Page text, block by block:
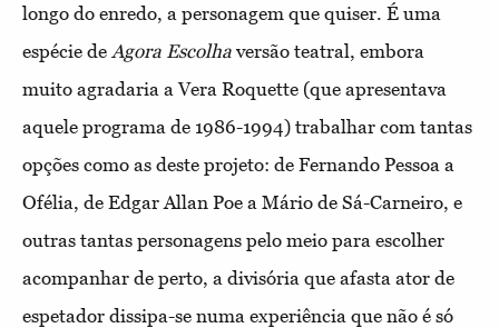
longo do enredo, a personagem que quiser. É uma
espécie deAgora Escolhaversão teatral, embora
muito agradaria a Vera Roquette (que apresentava
aquele programa de 1986-1994) trabalhar com tantas
opções como as deste projeto: de Fernando Pessoa a
Ofélia, de Edgar Allan Poe a Mário de Sá-Carneiro, e
outras tantas personagens pelo meio para escolher
acompanhar de perto, a divisória que afasta ator de
espetador dissipa-se numa experiência que não é só